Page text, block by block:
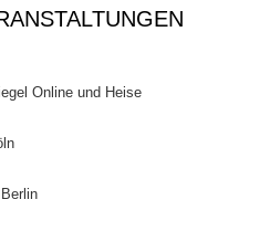
Online und Heise